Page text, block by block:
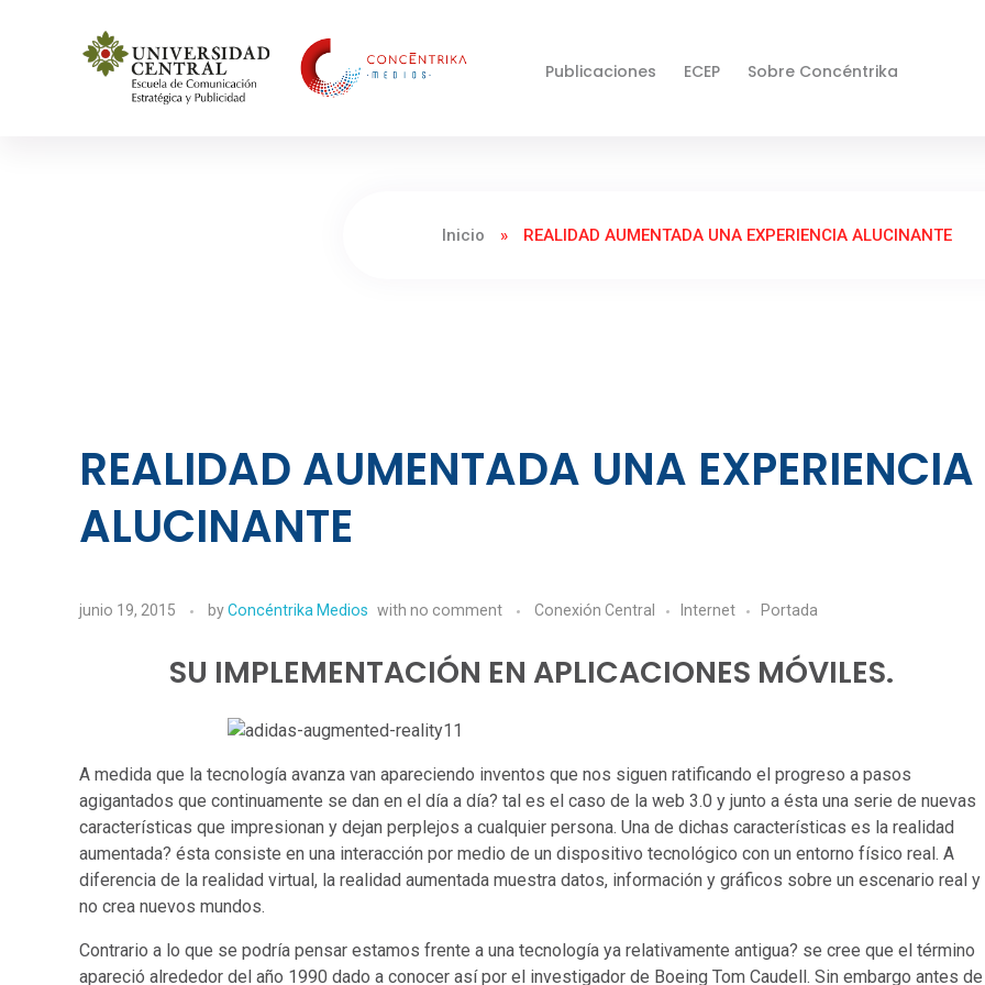
Publicaciones ECEP Sobre Concéntrika
Inicio » REALIDAD AUMENTADA UNA EXPERIENCIA ALUCINANTE
REALIDAD AUMENTADA UNA EXPERIENCIA
ALUCINANTE
junio 19, 2015 byConcéntrika Medios with no comment Conexión Central Internet Portada
SU IMPLEMENTACIÓN EN APLICACIONES MÓVILES.
A medida que la tecnología avanza van apareciendo inventos que nos siguen ratificando el progreso a pasos
agigantados que continuamente se dan en el día a día? tal es el caso de la web 3.0 y junto a ésta una serie de nuevas
características que impresionan y dejan perplejos a cualquier persona. Una de dichas características es la realidad
aumentada? ésta consiste en una interacción por medio de un dispositivo tecnológico con un entorno físico real. A
diferencia de la realidad virtual, la realidad aumentada muestra datos, información y gráficos sobre un escenario real y
no crea nuevos mundos.
Contrario a lo que se podría pensar estamos frente a una tecnología ya relativamente antigua? se cree que el término
apareció alrededor del año 1990 dado a conocer así por el investigador de Boeing Tom Caudell. Sin embargo antes de